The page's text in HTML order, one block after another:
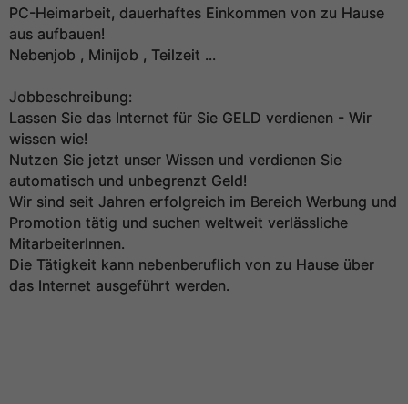
PC-Heimarbeit, dauerhaftes Einkommen von zu Hause
aus aufbauen!
Nebenjob , Minijob , Teilzeit ...
Jobbeschreibung:
Lassen Sie das Internet für Sie GELD verdienen - Wir
wissen wie!
Nutzen Sie jetzt unser Wissen und verdienen Sie
automatisch und unbegrenzt Geld!
Wir sind seit Jahren erfolgreich im Bereich Werbung und
Promotion tätig und suchen weltweit verlässliche
MitarbeiterInnen.
Die Tätigkeit kann nebenberuflich von zu Hause über
das Internet ausgeführt werden.